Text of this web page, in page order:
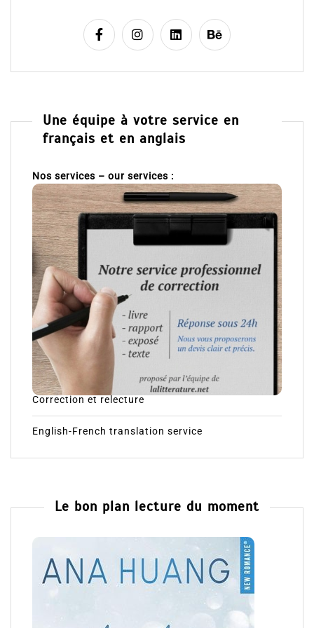
Une équipe à votre service en
français et en anglais
Nos services – our services :
Correction et relecture
English-French translation service
Le bon plan lecture du moment